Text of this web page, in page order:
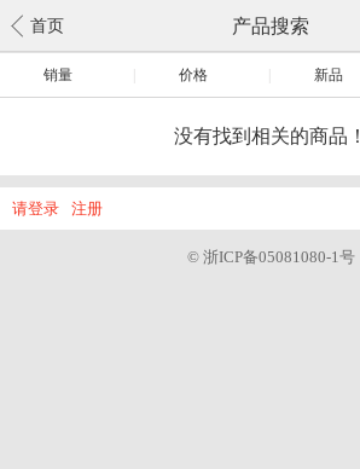
首页 产品搜索
销量 价格 新品
没有找到相关的商品！
请登录 注册
© 浙ICP备05081080-1号